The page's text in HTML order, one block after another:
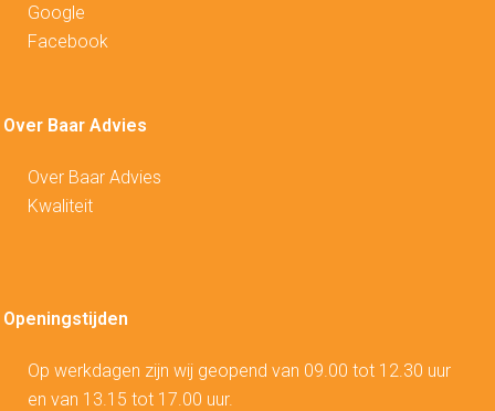
Google
Facebook
Over Baar Advies
Over Baar Advies
Kwaliteit
Openingstijden
Op werkdagen zijn wij geopend van 09.00 tot 12.30 uur
en van 13.15 tot 17.00 uur.